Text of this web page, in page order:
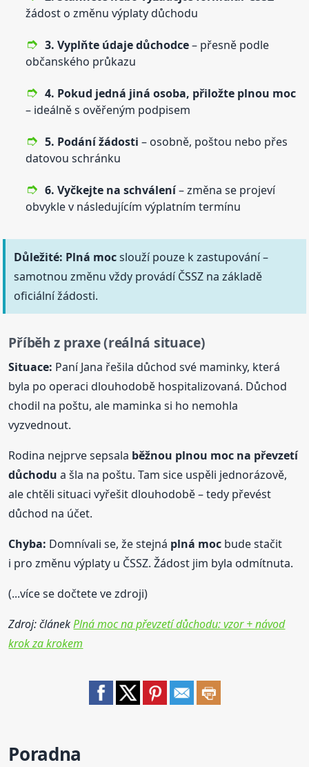
žádost o změnu výplaty důchodu
3. Vyplňte údaje důchodce– přesně podle
občanského průkazu
4. Pokud jedná jiná osoba, přiložte plnou moc
– ideálně s ověřeným podpisem
5. Podání žádosti – osobně, poštou nebo přes
datovou schránku
6. Vyčkejte na schválení– změna se projeví
obvykle v následujícím výplatním termínu
Důležité: Plná mocslouží pouze k zastupování –
samotnou změnu vždy provádí ČSSZ na základě
oficiální žádosti.
Příběh z praxe (reálná situace)
Situace: Paní Jana řešila důchod své maminky, která
byla po operaci dlouhodobě hospitalizovaná. Důchod
chodil na poštu, ale maminka si ho nemohla
vyzvednout.
Rodina nejprve sepsala běžnou plnou moc na převzetí
důchodu a šla na poštu. Tam sice uspěli jednorázově,
ale chtěli situaci vyřešit dlouhodobě – tedy převést
důchod na účet.
Chyba: Domnívali se, že stejná plná moc bude stačit
i pro změnu výplaty u ČSSZ. Žádost jim byla odmítnuta.
(...více se dočtete ve zdroji)
Zdroj: článekPlná moc na převzetí důchodu: vzor + návod
krok za krokem
Poradna